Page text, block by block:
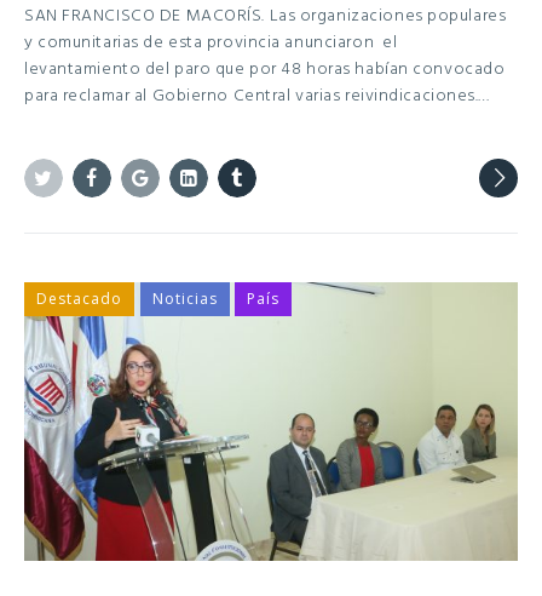
SAN FRANCISCO DE MACORÍS. Las organizaciones populares
y comunitarias de esta provincia anunciaron el
levantamiento del paro que por 48 horas habían convocado
para reclamar al Gobierno Central varias reivindicaciones.…
Destacado Noticias País